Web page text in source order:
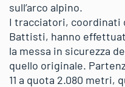
sull’arco alpino.
I tracciatori, coordinati
Battisti, hanno
la messa in sicurezza
quello originale.
11 a quota 2.080 metri,